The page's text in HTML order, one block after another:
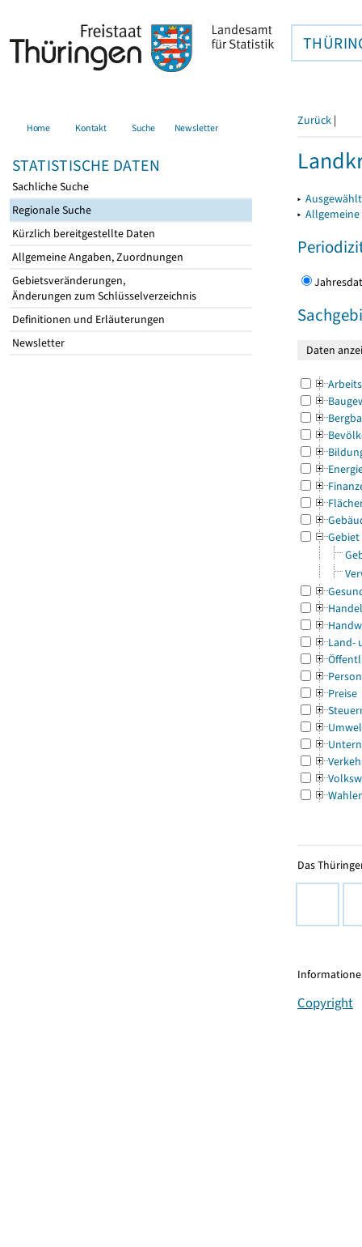
Home Kontakt Suche Newsletter
STATISTISCHE DATEN
Sachliche Suche
Regionale Suche
Kürzlich bereitgestellte Daten
Allgemeine Angaben, Zuordnungen
Gebietsveränderungen,
Änderungen zum Schlüsselverzeichnis
Definitionen und Erläuterungen
Newsletter
Zurück |
▸
▸
Gebiet
Land-
Preise
Das
Copyright